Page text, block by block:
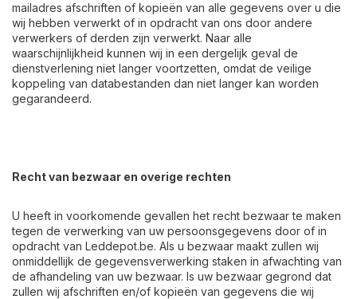
mailadres afschriften of kopieën van alle gegevens over u die
wij hebben verwerkt of in opdracht van ons door andere
verwerkers of derden zijn verwerkt. Naar alle
waarschijnlijkheid kunnen wij in een dergelijk geval de
dienstverlening niet langer voortzetten, omdat de veilige
koppeling van databestanden dan niet langer kan worden
gegarandeerd.
Recht van bezwaar en overige rechten
U heeft in voorkomende gevallen het recht bezwaar te maken
tegen de verwerking van uw persoonsgegevens door of in
opdracht van Leddepot.be. Als u bezwaar maakt zullen wij
onmiddellijk de gegevensverwerking staken in afwachting van
de afhandeling van uw bezwaar. Is uw bezwaar gegrond dat
zullen wij afschriften en/of kopieën van gegevens die wij